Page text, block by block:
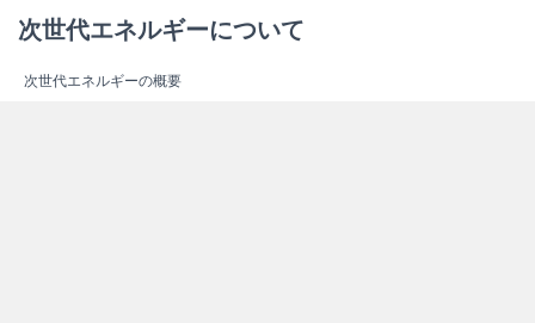
次世代エネルギーについて
次世代エネルギーの概要